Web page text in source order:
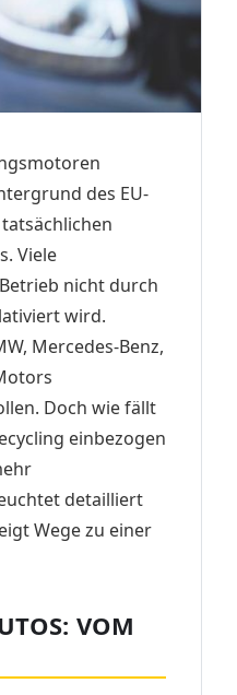
des EU-
Viele
nicht durch
wird.
Mercedes-Benz,
Doch wie fällt
einbezogen
detailliert
Wege zu einer
VOM